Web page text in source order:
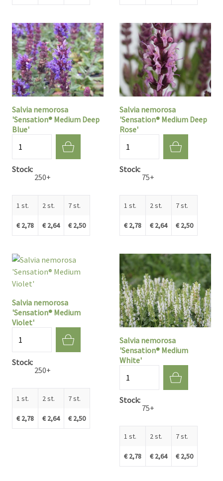
Salvia nemorosa
'Sensation® Medium Deep
Blue'
Stock
250+
1 st.
€ 2,78
2 st.
€ 2,64
7 st.
€ 2,50
Salvia nemorosa
'Sensation® Medium Deep
Rose'
Stock
75+
1 st.
€ 2,78
2 st.
€ 2,64
7 st.
€ 2,50
Salvia nemorosa
'Sensation® Medium
Violet'
Stock
250+
1 st.
€ 2,78
2 st.
€ 2,64
7 st.
€ 2,50
Salvia nemorosa
'Sensation® Medium
White'
Stock
75+
1 st.
€ 2,78
2 st.
€ 2,64
7 st.
€ 2,50